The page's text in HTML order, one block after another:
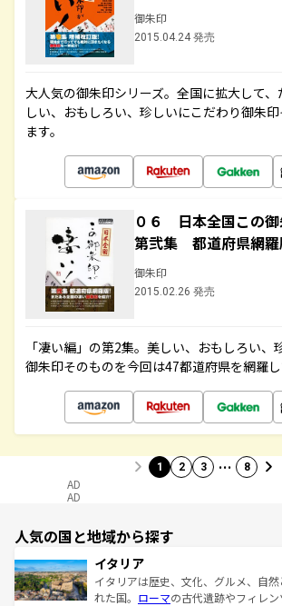
御朱印
2015.04.24 発売
大人気の御朱印シリーズ。全国に拡大して
しい、おもしろい、珍しいにこだわり御朱
ます。
０６ 日本全国この
第弐集 都道府県網
御朱印
2015.02.26 発売
「凄い編」の第2集。美しい、おもしろい、
御朱印そのものを今回は47都道府県を網羅し
1 2 3 … 8
AD
AD
人気の国と地域から探す
イタリア
イタリアは歴史、文化、グルメ、自
れた国。 ローマの古代遺跡やフィレ